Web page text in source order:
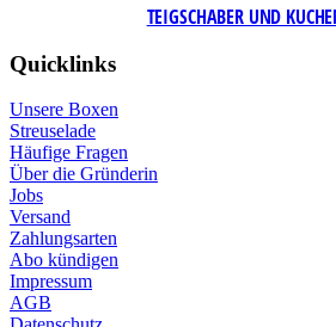
TEIGSCHABER UND
Quicklinks
Unsere Boxen
Streuselade
Häufige Fragen
Über die Gründerin
Jobs
Versand
Zahlungsarten
Abo kündigen
Impressum
AGB